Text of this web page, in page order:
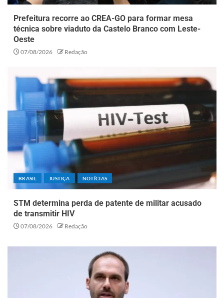
Prefeitura recorre ao CREA-GO para formar mesa
técnica sobre viaduto da Castelo Branco com Leste-
Oeste
07/08/2026 Redação
BRASIL JUSTIÇA NOTÍCIAS
STM determina perda de patente de militar acusado
de transmitir HIV
07/08/2026 Redação